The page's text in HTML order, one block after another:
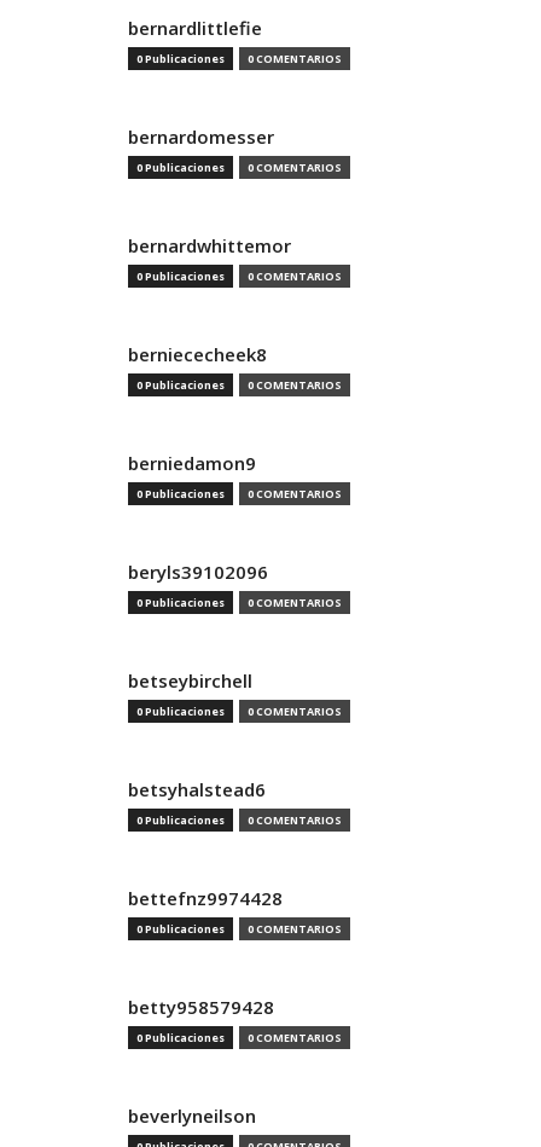
bernardlittlefie
0 Publicaciones 0 COMENTARIOS
bernardomesser
0 Publicaciones 0 COMENTARIOS
bernardwhittemor
0 Publicaciones 0 COMENTARIOS
berniececheek8
0 Publicaciones 0 COMENTARIOS
berniedamon9
0 Publicaciones 0 COMENTARIOS
beryls39102096
0 Publicaciones 0 COMENTARIOS
betseybirchell
0 Publicaciones 0 COMENTARIOS
betsyhalstead6
0 Publicaciones 0 COMENTARIOS
bettefnz9974428
0 Publicaciones 0 COMENTARIOS
betty958579428
0 Publicaciones 0 COMENTARIOS
beverlyneilson